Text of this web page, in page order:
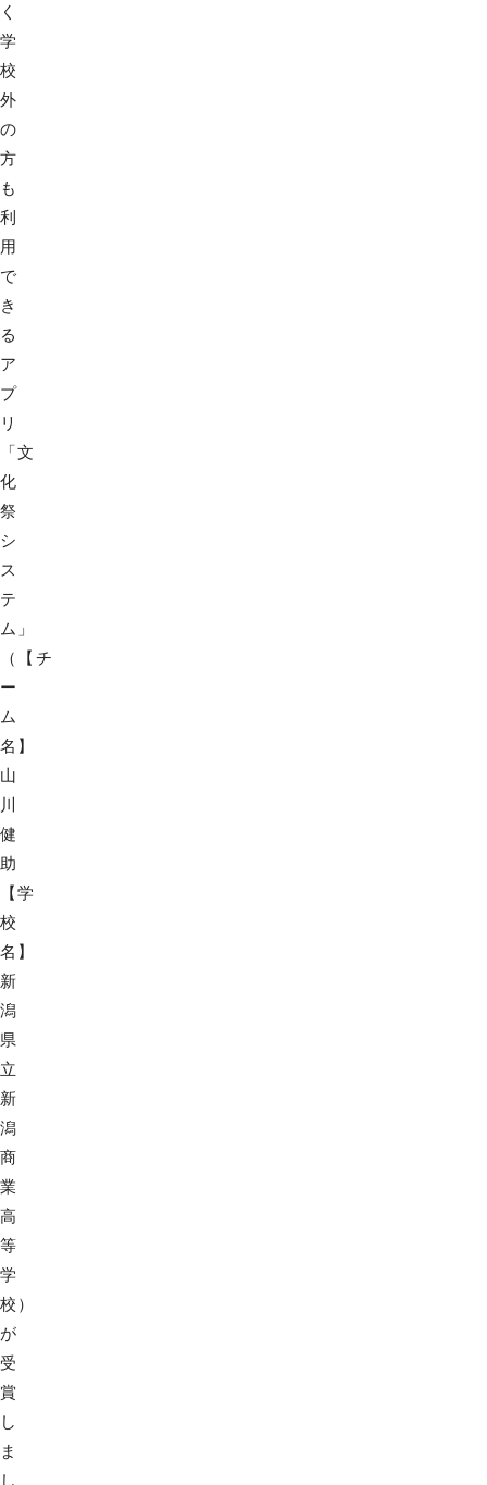
く
学
校
外
の
方
も
利
用
で
き
る
ア
プ
リ
「文
化
祭
シ
ス
テ
ム」
（【チ
ー
ム
名】
山
川
健
助
【学
校
名】
新
潟
県
立
新
潟
商
業
高
等
学
校）
が
受
賞
し
ま
し